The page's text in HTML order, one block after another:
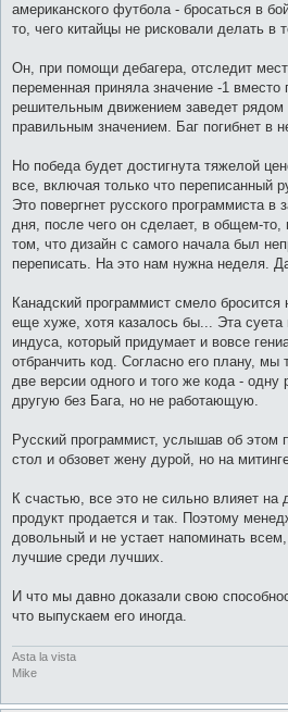
американского футбола - бросаться в
то, чего китайцы не рисковали делать в
Он, при помощи дебагера, отследит
переменная приняла значение -1 вместо
решительным движением заведет
правильным значением. Баг погибнет в
Но победа будет достигнута тяжелой
все, включая только что переписанный
Это повергнет русского программиста
дня, после чего он сделает, в общем-
том, что дизайн с самого начала был
переписать. На это нам нужна неделя.
Канадский программист смело бросится
еще хуже, хотя казалось бы... Эта суета
индуса, который придумает и вовсе
отбранчить код. Согласно его плану,
две версии одного и того же кода -
другую без Бага, но не работающую.
Русский программист, услышав об этом
стол и обзовет жену дурой, но на
К счастью, все это не сильно влияет
продукт продается и так. Поэтому
довольный и не устает напоминать
лучшие среди лучших.
И что мы давно доказали свою
что выпускаем его иногда.
Asta la vista
Mike